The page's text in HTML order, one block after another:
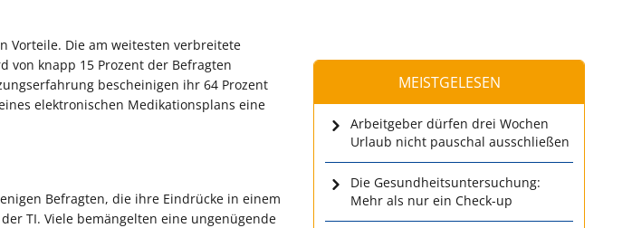
Vorteile. Die am weitesten verbreitete
von knapp 15 Prozent der Befragten
bescheinigen ihr 64 Prozent
elektronischen Medikationsplans eine
Befragten, die ihre Eindrücke in einem
TI. Viele bemängelten eine ungenügende
MEISTGELESEN
Arbeitgeber dürfen drei Wochen
Urlaub nicht pauschal ausschließen
Die Gesundheitsuntersuchung:
Mehr als nur ein Check-up